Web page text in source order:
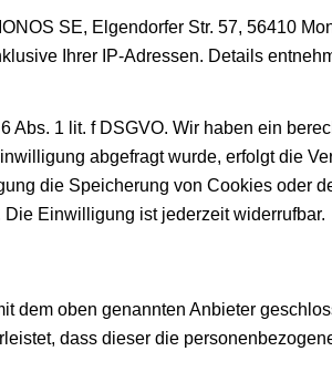
SE, Elgendorfer Str. 57, 56410
Ihrer IP-Adressen. Details
Abs. 1 lit. f DSGVO. Wir haben ein
abgefragt wurde, erfolgt die
die Speicherung von Cookies oder
Einwilligung ist jederzeit widerrufbar.
dem oben genannten Anbieter
dass dieser die